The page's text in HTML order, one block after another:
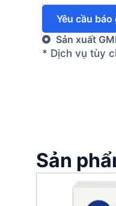
Yêu cầu báo
Sản xuất
* Dịch vụ tùy
Sản